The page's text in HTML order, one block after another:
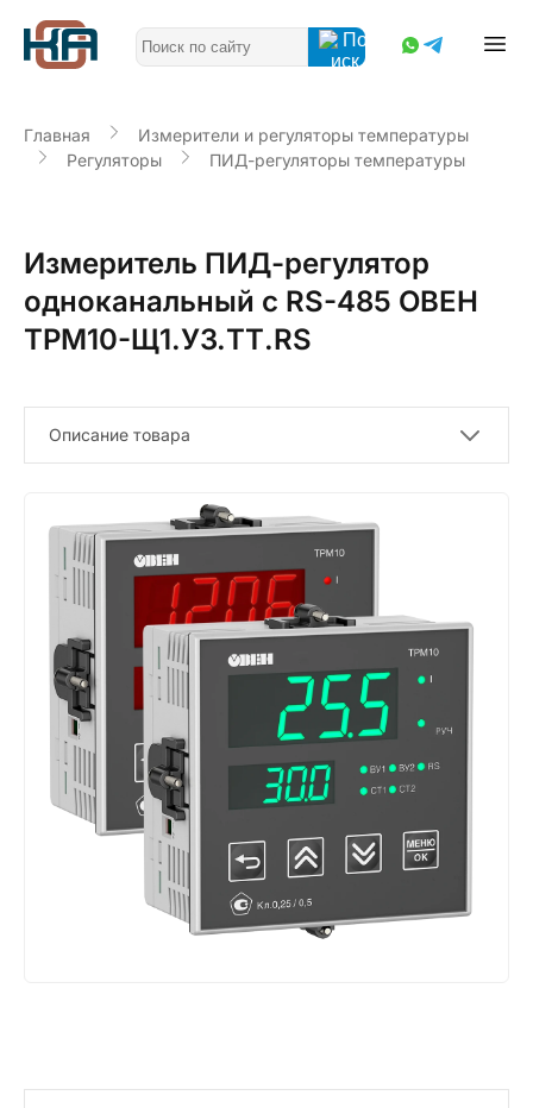
Главная
Измерители и регуляторы температуры
Регуляторы
ПИД-регуляторы температуры
Измеритель ПИД-регулятор
одноканальный с RS-485 ОВЕН
ТРМ10-Щ1.У3.ТТ.RS
Описание товара